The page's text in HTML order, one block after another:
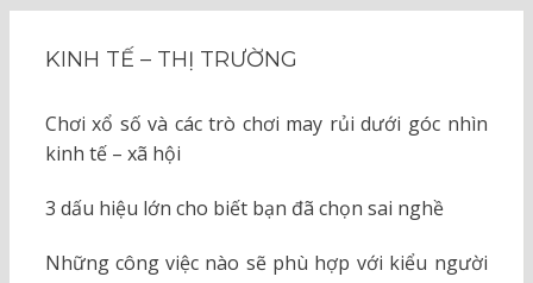
KINH TẾ – THỊ TRƯỜNG
Chơi xổ số và các trò chơi may rủi dưới góc nhìn
kinh tế – xã hội
3 dấu hiệu lớn cho biết bạn đã chọn sai nghề
Những công việc nào sẽ phù hợp với kiểu người